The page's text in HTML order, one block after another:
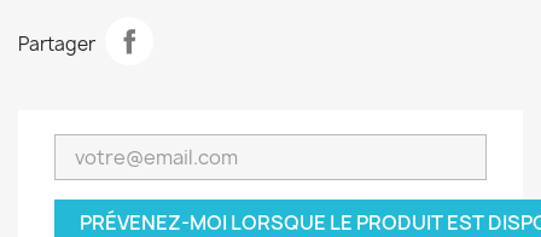
Partager
PRÉVENEZ-MOI LORSQUE LE PRODUIT EST